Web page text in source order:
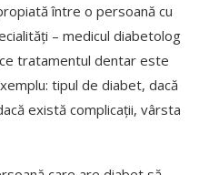
între o persoană cu
– medicul diabetolog
tratamentul dentar este
tipul de diabet, dacă
există complicații, vârsta